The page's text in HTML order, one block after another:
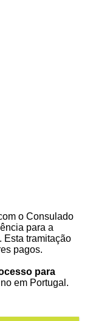
o Consulado
para a
Esta tramitação
pagos.
para
em Portugal.